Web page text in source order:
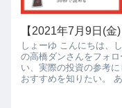
【2021年7月9日(金)
しょーゆ こんにちは、
の高橋ダンさんをフォ
い、実際の投資の参考
おすすめを知りたい。